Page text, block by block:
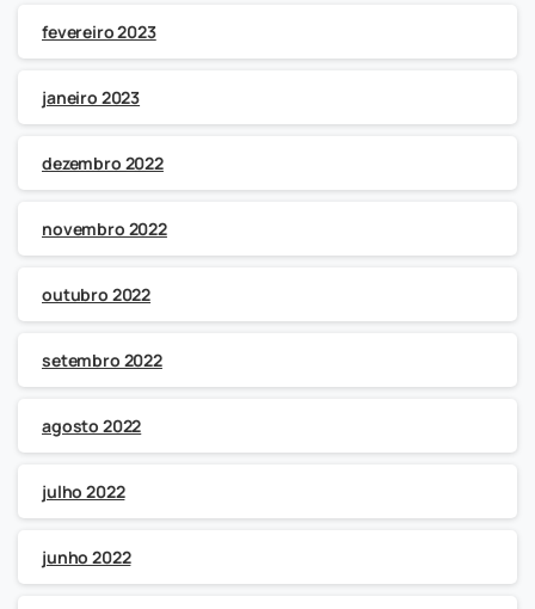
fevereiro 2023
janeiro 2023
dezembro 2022
novembro 2022
outubro 2022
setembro 2022
agosto 2022
julho 2022
junho 2022